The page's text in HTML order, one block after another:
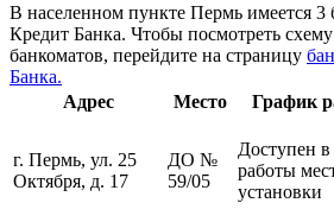
В населенном пункте Пермь имеется 3
Кредит Банка. Чтобы посмотреть
банкоматов, перейдите на страницу
Банка.
Адрес
Место График
г. Пермь, ул. 25
Октября, д. 17
ДО №
59/05
Доступен
работы
установки